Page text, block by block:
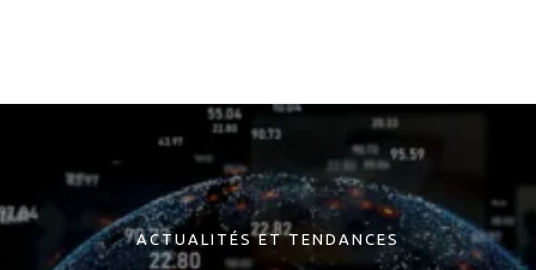
ACTUALITÉS ET TENDANCES